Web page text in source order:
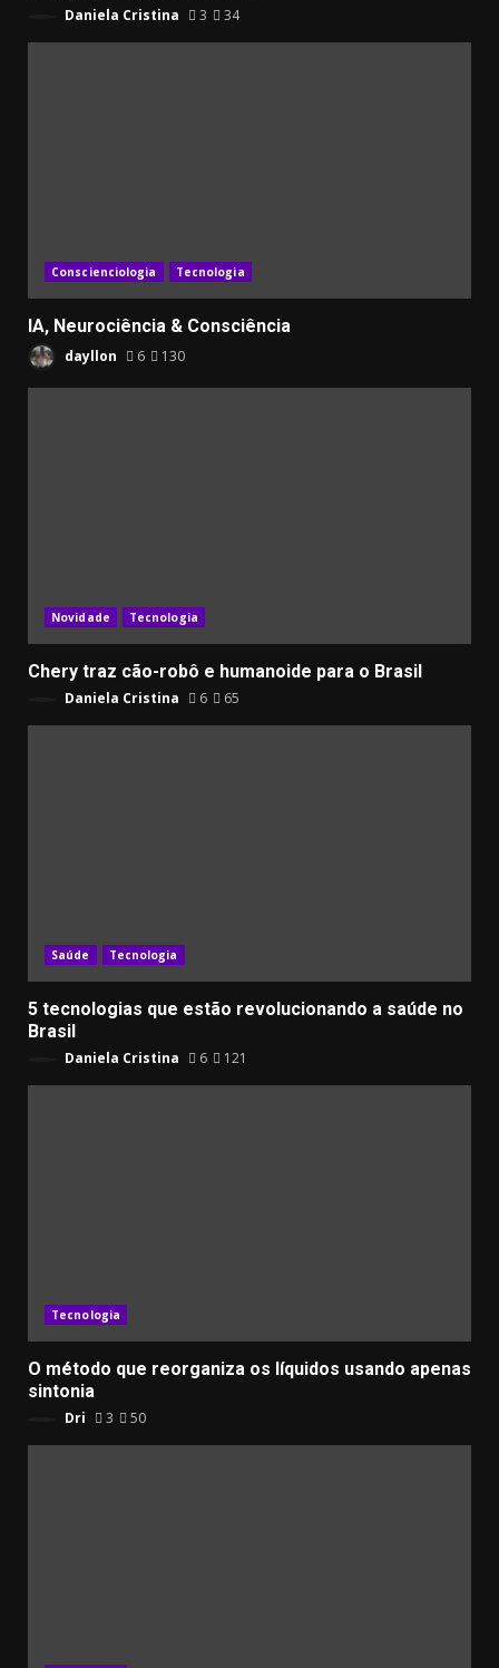
Daniela Cristina 3 34
Conscienciologia Tecnologia
IA, Neurociência & Consciência
dayllon 6 130
Novidade Tecnologia
Chery traz cão-robô e humanoide para o Brasil
Daniela Cristina 6 65
Saúde Tecnologia
5 tecnologias que estão revolucionando a saúde no
Brasil
Daniela Cristina 6 121
Tecnologia
​O método que reorganiza os líquidos usando apenas
sintonia
Dri 3 50